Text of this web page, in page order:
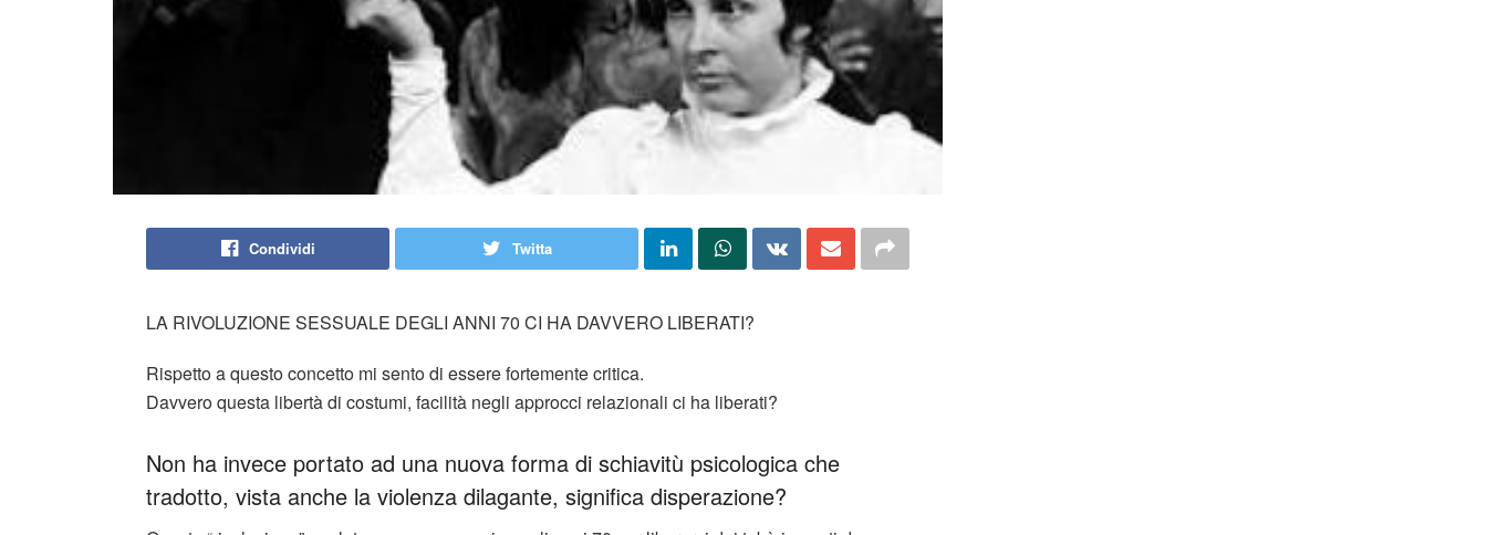
Condividi Twitta
LA RIVOLUZIONE SESSUALE DEGLI ANNI 70 CI HA DAVVERO LIBERATI?
Rispetto a questo concetto mi sento di essere fortemente critica.
Davvero questa libertà di costumi, facilità negli approcci relazionali ci ha liberati?
Non ha invece portato ad una nuova forma di schiavitù psicologica che
tradotto, vista anche la violenza dilagante, significa disperazione?